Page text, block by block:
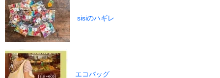
sisiのハギレ
エコバッグ